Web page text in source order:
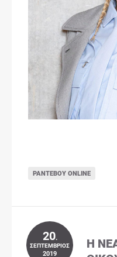
ΡΑΝΤΕΒΟΎ ONLINE
20.
ΣΕΠΤΈΜΒΡΙΟΣ
2019
Η